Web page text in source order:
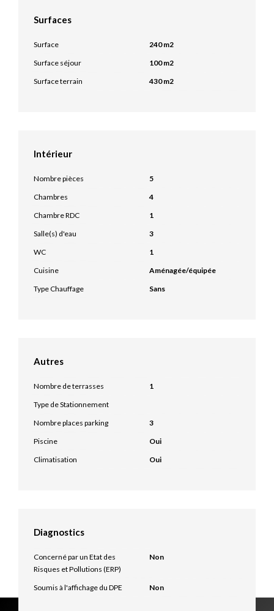
Surfaces
Surface
240 m2
Surface séjour
100 m2
Surface terrain
430 m2
Intérieur
Nombre pièces
5
Chambres
4
Chambre RDC
1
Salle(s) d'eau
3
WC
1
Cuisine
Aménagée/équipée
Type Chauffage
Sans
Autres
Nombre de terrasses
1
Type de Stationnement
Nombre places parking
3
Piscine
Oui
Climatisation
Oui
Diagnostics
Concerné par un Etat des
Risques et Pollutions (ERP)
Non
Soumis à l'affichage du DPE Non